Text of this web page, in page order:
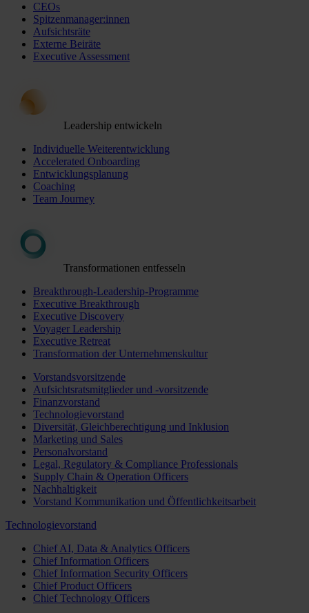
CEOs
Spitzenmanager:innen
Aufsichtsräte
Externe Beiräte
Executive Assessment
Leadership entwickeln
Individuelle Weiterentwicklung
Accelerated Onboarding
Entwicklungsplanung
Coaching
Team Journey
Transformationen entfesseln
Breakthrough-Leadership-Programme
Executive Breakthrough
Executive Discovery
Voyager Leadership
Executive Retreat
Transformation der Unternehmenskultur
Vorstandsvorsitzende
Aufsichtsratsmitglieder und -vorsitzende
Finanzvorstand
Technologievorstand
Diversität, Gleichberechtigung und Inklusion
Marketing und Sales
Personalvorstand
Legal, Regulatory & Compliance Professionals
Supply Chain & Operation Officers
Nachhaltigkeit
Vorstand Kommunikation und Öffentlichkeitsarbeit
Technologievorstand
Chief AI, Data & Analytics Officers
Chief Information Officers
Chief Information Security Officers
Chief Product Officers
Chief Technology Officers